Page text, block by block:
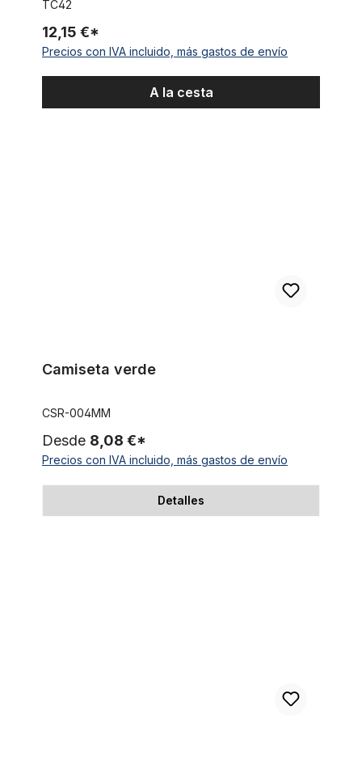
TC42
12,15 €*
Precios con IVA incluido, más gastos de envío
A la cesta
Camiseta verde
CSR-004MM
Desde 8,08 €*
Precios con IVA incluido, más gastos de envío
Detalles